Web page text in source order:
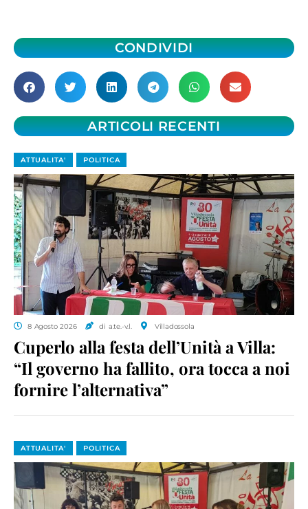
CONDIVIDI
ARTICOLI RECENTI
ATTUALITA' POLITICA
8 Agosto 2026 di a.te.-v.l. Villadossola
Cuperlo alla festa dell’Unità a Villa:
“Il governo ha fallito, ora tocca a noi
fornire l’alternativa”
ATTUALITA' POLITICA